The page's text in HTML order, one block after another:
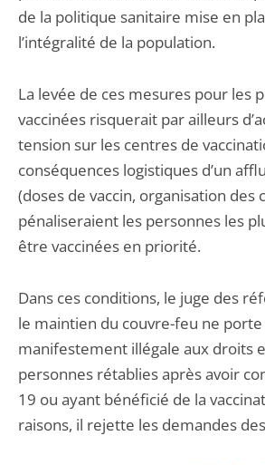
de la politique sanitaire mise en
l’intégralité de la population.
La levée de ces mesures pour les
vaccinées risquerait par ailleurs
tension sur les centres de
conséquences logistiques d’un
(doses de vaccin, organisation des
pénaliseraient les personnes les
être vaccinées en priorité.
Dans ces conditions, le juge des
le maintien du couvre-feu ne
manifestement illégale aux droits
personnes rétablies après avoir
19 ou ayant bénéficié de la
raisons, il rejette les demandes